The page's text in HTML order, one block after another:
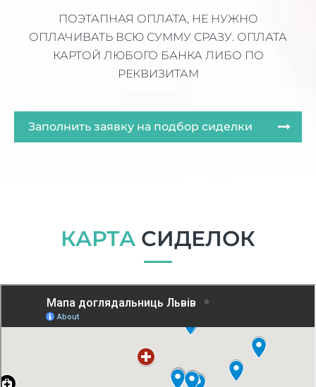
ПОЭТАПНАЯ ОПЛАТА, НЕ НУЖНО
ОПЛАЧИВАТЬ ВСЮ СУММУ СРАЗУ. ОПЛАТА
КАРТОЙ ЛЮБОГО БАНКА ЛИБО ПО
РЕКВИЗИТАМ
Заполнить заявку на подбор сиделки
КАРТА СИДЕЛОК